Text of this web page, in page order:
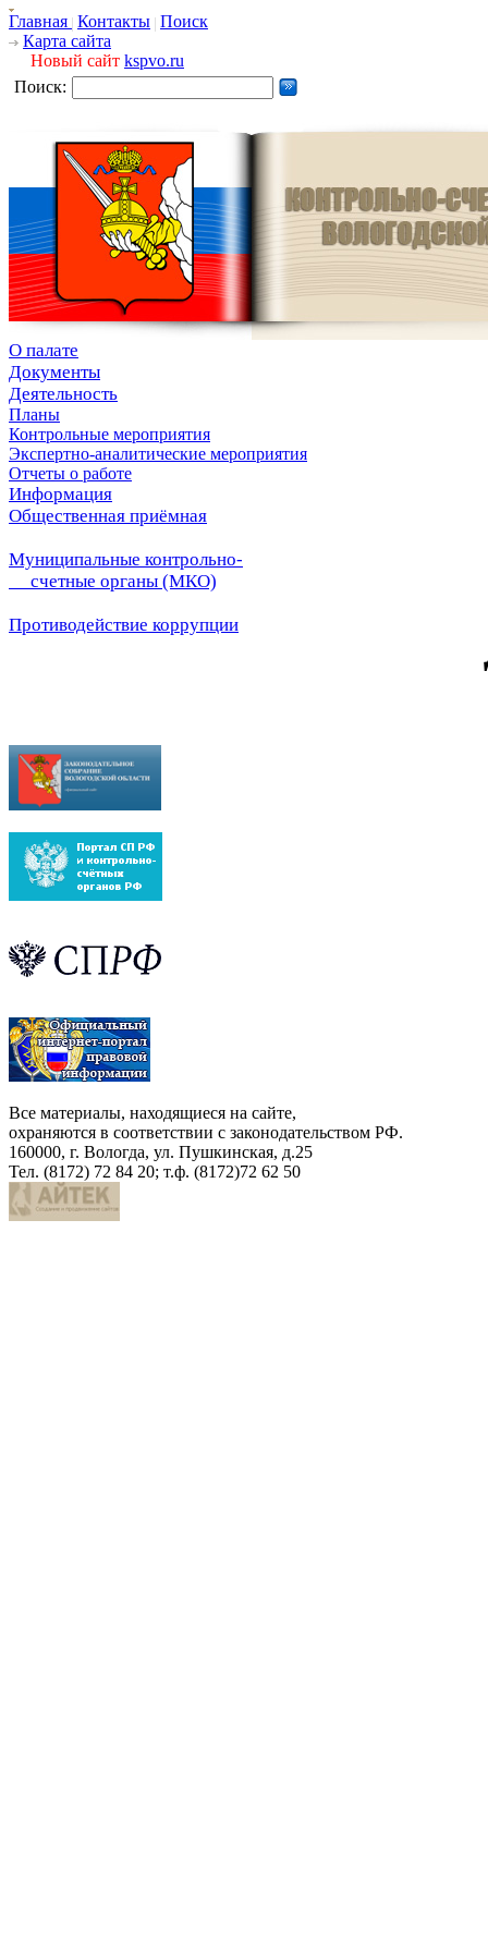
Главная Контакты Поиск
Карта сайта
Новый сайт kspvo.ru
Поиск:
О палате
Документы
Деятельность
Планы
Контрольные мероприятия
Экспертно-аналитические мероприятия
Отчеты о работе
Информация
Общественная приёмная
Муниципальные контрольно-
счетные органы (МКО)
Противодействие коррупции
Все материалы, находящиеся на сайте,
охраняются в соответствии с законодательством РФ.
160000, г. Вологда, ул. Пушкинская, д.25
Тел. (8172) 72 84 20; т.ф. (8172)72 62 50